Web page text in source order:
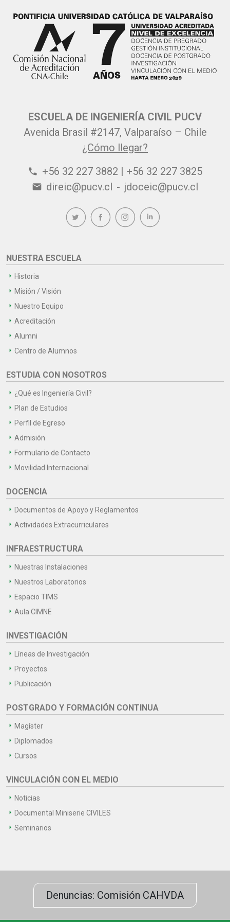
ESCUELA DE INGENIERÍA CIVIL PUCV
Avenida Brasil #2147, Valparaíso – Chile
¿Cómo llegar?
phone +56 32 227 3882 | +56 32 227 3825
email direic@pucv.cl - jdoceic@pucv.cl
NUESTRA ESCUELA
Historia
Misión / Visión
Nuestro Equipo
Acreditación
Alumni
Centro de Alumnos
ESTUDIA CON NOSOTROS
¿Qué es Ingeniería Civil?
Plan de Estudios
Perfil de Egreso
Admisión
Formulario de Contacto
Movilidad Internacional
DOCENCIA
Documentos de Apoyo y Reglamentos
Actividades Extracurriculares
INFRAESTRUCTURA
Nuestras Instalaciones
Nuestros Laboratorios
Espacio TIMS
Aula CIMNE
INVESTIGACIÓN
Líneas de Investigación
Proyectos
Publicación
POSTGRADO Y FORMACIÓN CONTINUA
Magíster
Diplomados
Cursos
VINCULACIÓN CON EL MEDIO
Noticias
Documental Miniserie CIVILES
Seminarios
Denuncias: Comisión CAHVDA